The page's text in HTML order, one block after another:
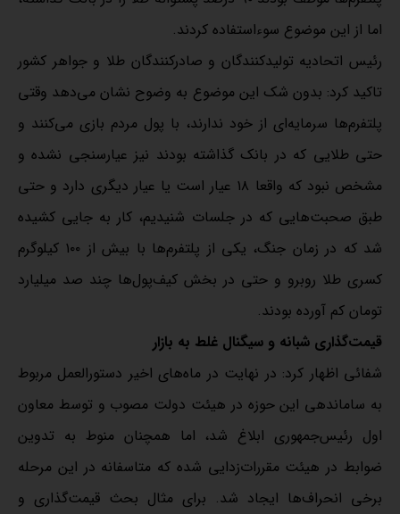
اما از این موضوع سوءاستفاده کردند.
رئیس اتحادیه تولیدکنندگان و صادرکنندگان طلا و جواهر کشور
تاکید کرد: بدون شک این موضوع به وضوح نشان می‌دهد وقتی
پلتفرم‌ها سرمایه‌ای از خود ندارند، با پول مردم بازی می‌کنند و
حتی طلایی که در بانک گذاشته بودند نیز عیارسنجی نشده و
مشخص نبود که واقعا ۱۸ عیار است یا عیار دیگری دارد و حتی
طبق صحبت‌هایی که در جلسات شنیدیم، کار به جایی کشیده
شد که در زمان جنگ، یکی از پلتفرم‌ها با بیش از ۱۰۰ کیلوگرم
کسری طلا روبرو و حتی در بخش کیف‌پول‌ها چند صد میلیارد
تومان کم آورده بودند.
قیمت‌گذاری شبانه و سیگنال غلط به بازار
شفائی اظهار کرد: در نهایت در ماه‌های اخیر دستورالعمل مربوط
به ساماندهی این حوزه در هیئت دولت مصوب و توسط معاون
اول رئیس‌جمهوری ابلاغ شد، اما همچنان منوط به تدوین
ضوابط در هیئت مقررات‌زدایی شده که متاسفانه در این مرحله
برخی انحراف‌ها ایجاد شد. برای مثال بحث قیمت‌گذاری و